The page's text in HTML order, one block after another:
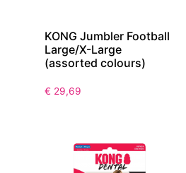
KONG Jumbler Football
Large/X-Large
(assorted colours)
€ 29,69